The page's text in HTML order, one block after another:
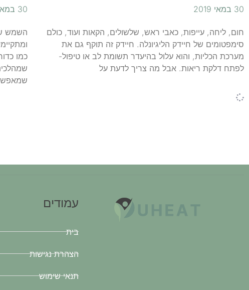
30 במאי 2019
חום, ליחה, עייפות, כאבי ראש, שלשולים, הקאות ועוד, כולם
סימפטומים של חיידק הליגיונלה. חיידק זה תוקף גם את
מערכת הכליות, והוא עלול בהיעדר תשומת לב או טיפול-
לפתח דלקת ריאות. אבל מה צריך לדעת על
30 במאי 2019
השמש
כמו
עמודים
בית
הצהרת נגישות
תנאי שימוש